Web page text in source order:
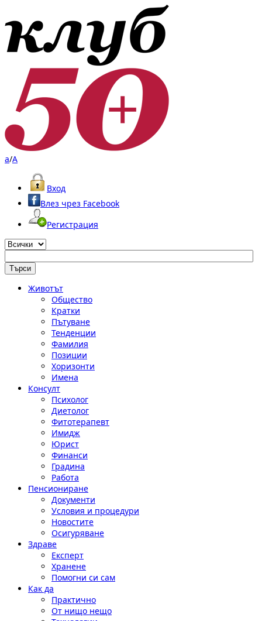
a/A
Вход
Влез чрез Facebook
Регистрация
Животът
Общество
Кратки
Пътуване
Тенденции
Фамилия
Позиции
Хоризонти
Имена
Консулт
Психолог
Диетолог
Фитотерапевт
Имидж
Юрист
Финанси
Градина
Работа
Пенсиониране
Документи
Условия и процедури
Новостите
Осигуряване
Здраве
Експерт
Хранене
Помогни си сам
Как да
Практично
От нищо нещо